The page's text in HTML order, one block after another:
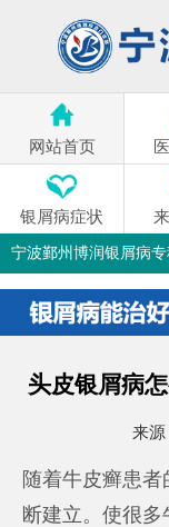
网站首页
银屑病症状
宁波鄞州博润银屑病
头皮银屑病
来源
随着牛皮癣患
断建立。使很